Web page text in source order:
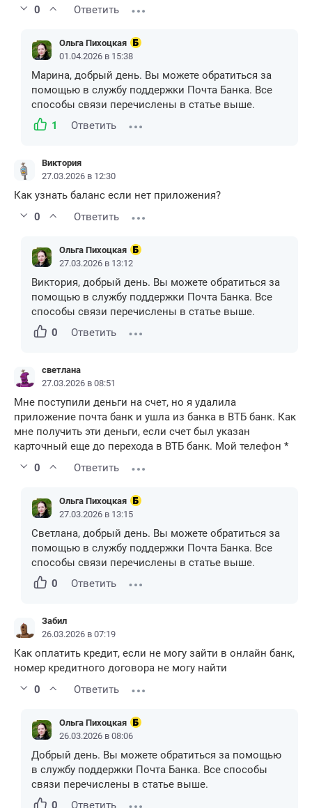
0
Ответить
Ольга Пихоцкая
01.04.2026 в 15:38
Марина, добрый день. Вы можете обратиться за
помощью в службу поддержки Почта Банка. Все
способы связи перечислены в статье выше.
1
Ответить
Виктория
27.03.2026 в 12:30
Как узнать баланс если нет приложения?
0
Ответить
Ольга Пихоцкая
27.03.2026 в 13:12
Виктория, добрый день. Вы можете обратиться за
помощью в службу поддержки Почта Банка. Все
способы связи перечислены в статье выше.
0
Ответить
светлана
27.03.2026 в 08:51
Мне поступили деньги на счет, но я удалила
приложение почта банк и ушла из банка в ВТБ банк. Как
мне получить эти деньги, если счет был указан
карточный еще до перехода в ВТБ банк. Мой телефон *
0
Ответить
Ольга Пихоцкая
27.03.2026 в 13:15
Светлана, добрый день. Вы можете обратиться за
помощью в службу поддержки Почта Банка. Все
способы связи перечислены в статье выше.
0
Ответить
Забил
26.03.2026 в 07:19
Как оплатить кредит, если не могу зайти в онлайн банк,
номер кредитного договора не могу найти
0
Ответить
Ольга Пихоцкая
26.03.2026 в 08:06
Добрый день. Вы можете обратиться за помощью
в службу поддержки Почта Банка. Все способы
связи перечислены в статье выше.